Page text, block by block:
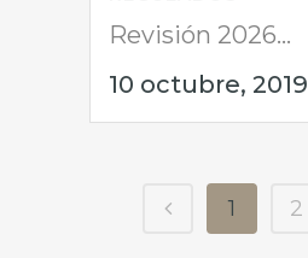
Revisión 2026...
10 octubre, 2019
1 2